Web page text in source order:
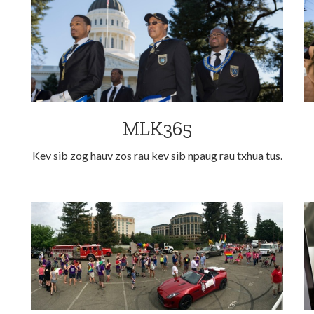
MLK365
Kev sib zog hauv zos rau kev sib npaug rau txhua tus.